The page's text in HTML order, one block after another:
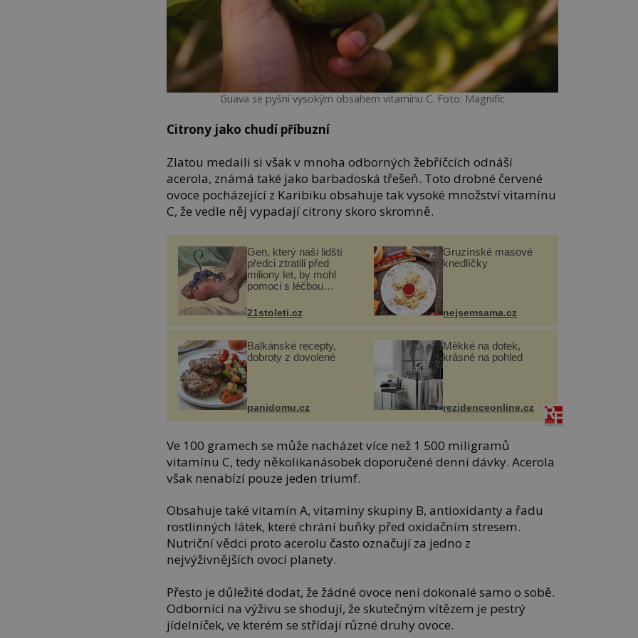
Guava se pyšní vysokým obsahem vitamínu C. Foto: Magnific
Citrony jako chudí příbuzní
Zlatou medaili si však v mnoha odborných žebříčcích odnáší
acerola, známá také jako barbadoská třešeň. Toto drobné červené
ovoce pocházející z Karibiku obsahuje tak vysoké množství vitamínu
C, že vedle něj vypadají citrony skoro skromně.
Gen, který naši lidští
předci ztratili před
miliony let, by mohl
pomoci s léčbou
21stoleti.cz
Gruzínské masové
knedlíčky
nejsemsama.cz
Balkánské recepty,
dobroty z dovolené
panidomu.cz
Měkké na dotek,
krásné na pohled
rezidenceonline.cz
Ve 100 gramech se může nacházet více než 1 500 miligramů
vitamínu C, tedy několikanásobek doporučené denní dávky. Acerola
však nenabízí pouze jeden triumf.
Obsahuje také vitamín A, vitaminy skupiny B, antioxidanty a řadu
rostlinných látek, které chrání buňky před oxidačním stresem.
Nutriční vědci proto acerolu často označují za jedno z
nejvýživnějších ovocí planety.
Přesto je důležité dodat, že žádné ovoce není dokonalé samo o sobě.
Odborníci na výživu se shodují, že skutečným vítězem je pestrý
jídelníček, ve kterém se střídají různé druhy ovoce.